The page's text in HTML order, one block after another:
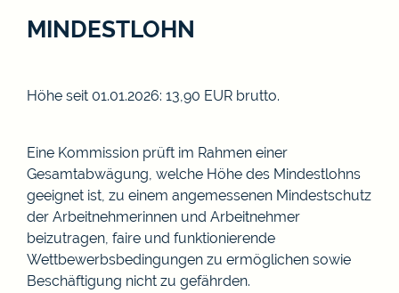
MINDESTLOHN
Höhe seit 01.01.2026: 13,90 EUR brutto.
Eine Kommission prüft im Rahmen einer
Gesamtabwägung, welche Höhe des Mindestlohns
geeignet ist, zu einem angemessenen Mindestschutz
der Arbeitnehmerinnen und Arbeitnehmer
beizutragen, faire und funktionierende
Wettbewerbsbedingungen zu ermöglichen sowie
Beschäftigung nicht zu gefährden.